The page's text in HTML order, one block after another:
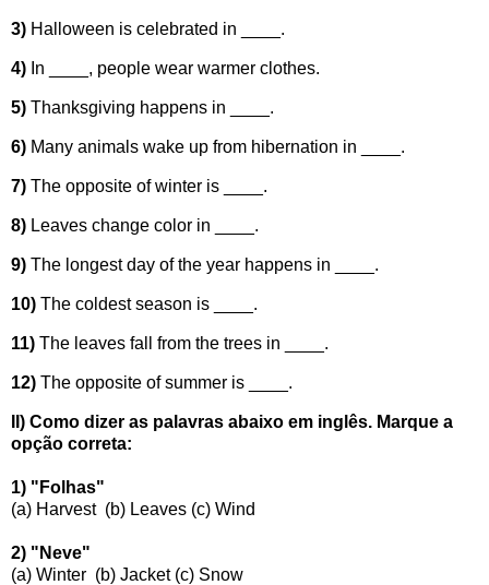
3) Halloween is celebrated in ____.
4) In ____, people wear warmer clothes.
5) Thanksgiving happens in ____.
6) Many animals wake up from hibernation in ____.
7) The opposite of winter is ____.
8) Leaves change color in ____.
9) The longest day of the year happens in ____.
10) The coldest season is ____.
11) The leaves fall from the trees in ____.
12) The opposite of summer is ____.
II) Como dizer as palavras abaixo em inglês. Marque a
opção correta:
1) "Folhas"
(a) Harvest (b) Leaves (c) Wind
2) "Neve"
(a) Winter (b) Jacket (c) Snow